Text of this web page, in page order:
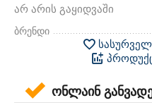
არ არის გაყიდვაში
ბრენდი
სასურველ
ონლაინ